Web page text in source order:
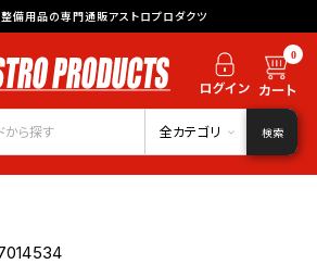
整備用品の専門通販アストロプロダクツ
0
全カテゴリ 検索